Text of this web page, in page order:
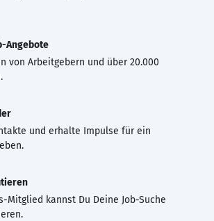
Angebote
von Arbeitgebern und über 20.000
und erhalte Impulse für ein
Mitglied kannst Du Deine Job-Suche